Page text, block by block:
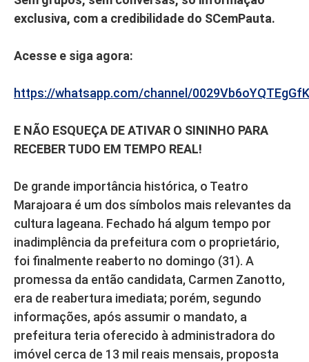
exclusiva, com a credibilidade do SCemPauta.
Acesse e siga agora:
https://whatsapp.com/channel/
E NÃO ESQUEÇA DE ATIVAR O SININHO PARA
RECEBER TUDO EM TEMPO REAL!
De grande importância histórica, o Teatro
Marajoara é um dos símbolos mais relevantes da
cultura lageana. Fechado há algum tempo por
inadimplência da prefeitura com o proprietário,
foi finalmente reaberto no domingo (31). A
promessa da então candidata, Carmen Zanotto,
era de reabertura imediata; porém, segundo
informações, após assumir o mandato, a
prefeitura teria oferecido à administradora do
imóvel cerca de 13 mil reais mensais, proposta